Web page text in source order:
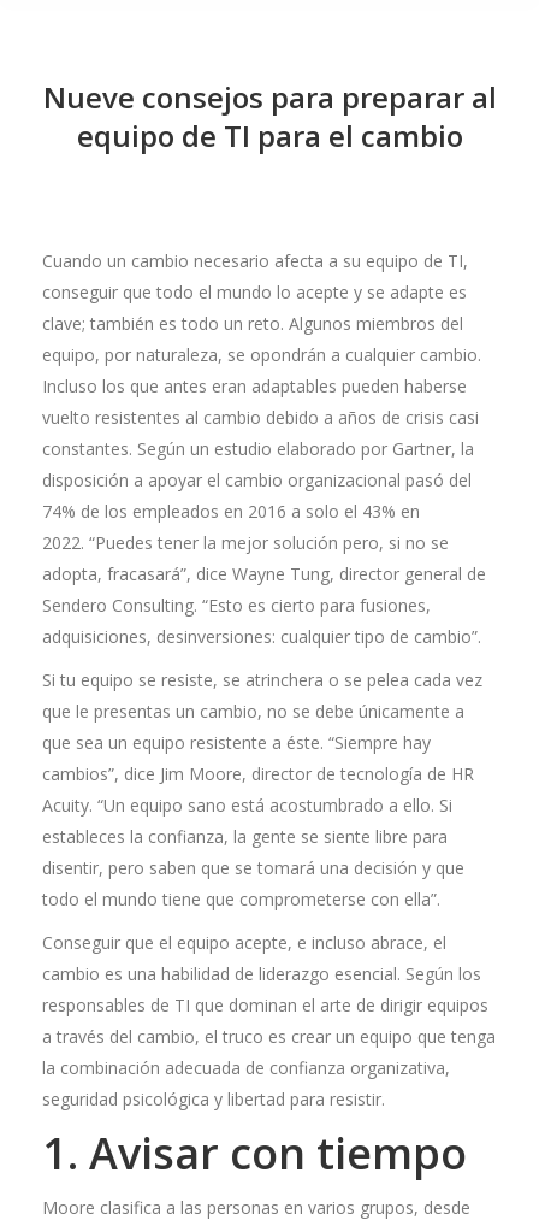
Nueve consejos para preparar al
equipo de TI para el cambio
Cuando un cambio necesario afecta a su equipo de TI,
conseguir que todo el mundo lo acepte y se adapte es
clave; también es todo un reto. Algunos miembros del
equipo, por naturaleza, se opondrán a cualquier cambio.
Incluso los que antes eran adaptables pueden haberse
vuelto resistentes al cambio debido a años de crisis casi
constantes. Según un estudio elaborado por Gartner, la
disposición a apoyar el cambio organizacional pasó del
74% de los empleados en 2016 a solo el 43% en
2022. “Puedes tener la mejor solución pero, si no se
adopta, fracasará”, dice Wayne Tung, director general de
Sendero Consulting. “Esto es cierto para fusiones,
adquisiciones, desinversiones: cualquier tipo de cambio”.
Si tu equipo se resiste, se atrinchera o se pelea cada vez
que le presentas un cambio, no se debe únicamente a
que sea un equipo resistente a éste. “Siempre hay
cambios”, dice Jim Moore, director de tecnología de HR
Acuity. “Un equipo sano está acostumbrado a ello. Si
estableces la confianza, la gente se siente libre para
disentir, pero saben que se tomará una decisión y que
todo el mundo tiene que comprometerse con ella”.
Conseguir que el equipo acepte, e incluso abrace, el
cambio es una habilidad de liderazgo esencial. Según los
responsables de TI que dominan el arte de dirigir equipos
a través del cambio, el truco es crear un equipo que tenga
la combinación adecuada de confianza organizativa,
seguridad psicológica y libertad para resistir.
1. Avisar con tiempo
Moore clasifica a las personas en varios grupos, desde